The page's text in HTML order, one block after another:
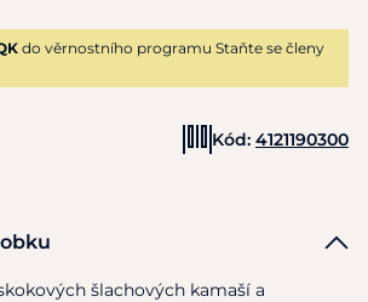
do věrnostního programu Staňte se členy
Kód: 4121190300
šlachových kamaší a